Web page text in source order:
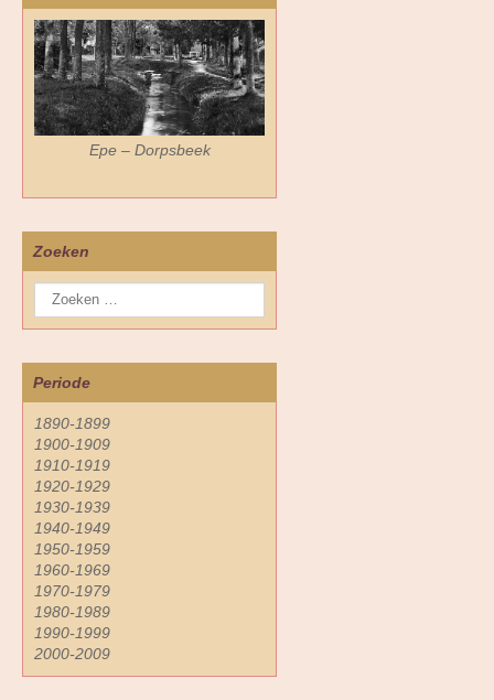
Epe – Dorpsbeek
Zoeken
Periode
1890-1899
1900-1909
1910-1919
1920-1929
1930-1939
1940-1949
1950-1959
1960-1969
1970-1979
1980-1989
1990-1999
2000-2009